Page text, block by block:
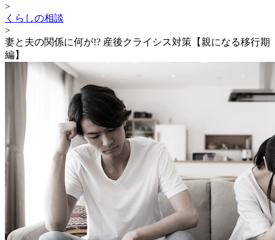
>
くらしの相談
>
妻と夫の関係に何が!? 産後クライシス対策【親になる移行期
編】